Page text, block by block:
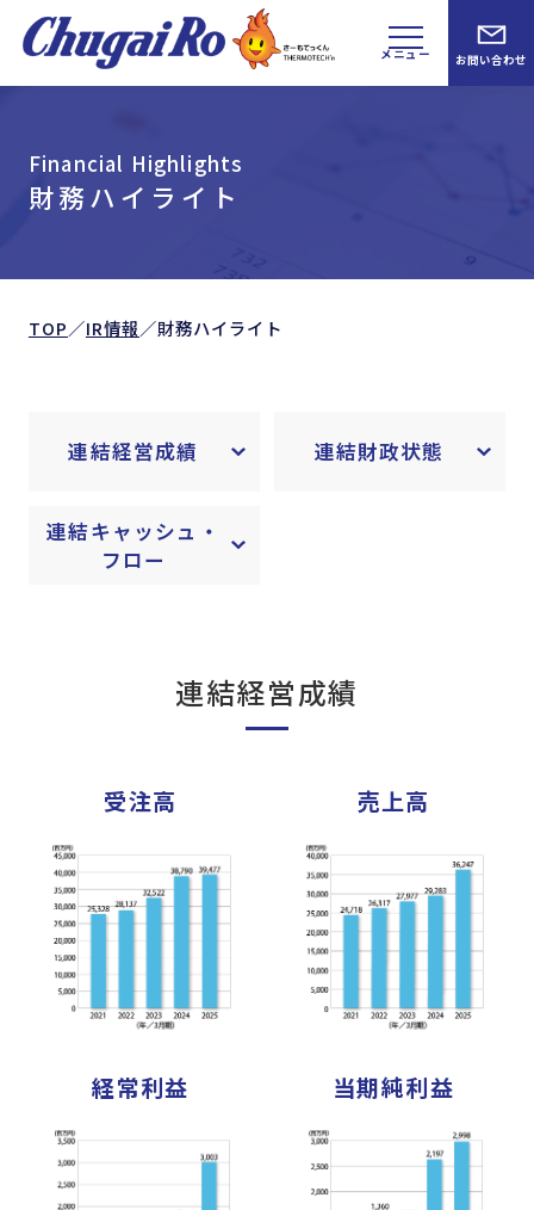
メニュー お問い合わせ
Financial Highlights
財務ハイライト
TOP／IR情報／財務ハイライト
連結経営成績 連結財政状態
連結キャッシュ・
フロー
連結経営成績
受注高 売上高
経常利益 当期純利益